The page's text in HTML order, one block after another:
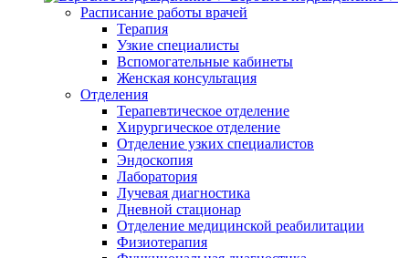
Расписание работы врачей
Терапия
Узкие специалисты
Вспомогательные кабинеты
Женская консультация
Отделения
Терапевтическое отделение
Хирургическое отделение
Отделение узких специалистов
Эндоскопия
Лаборатория
Лучевая диагностика
Дневной стационар
Отделение медицинской реабилитации
Физиотерапия